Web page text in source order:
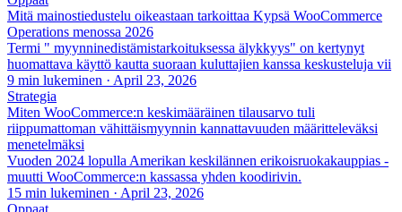
Mitä mainostiedustelu oikeastaan tarkoittaa Kypsä WooCommerce
Operations menossa 2026
Termi " myynninedistämistarkoituksessa älykkyys" on kertynyt
huomattava käyttö kautta suoraan kuluttajien kanssa keskusteluja vii
9 min lukeminen · April 23, 2026
Strategia
Miten WooCommerce:n keskimääräinen tilausarvo tuli
riippumattoman vähittäismyynnin kannattavuuden määritteleväksi
menetelmäksi
Vuoden 2024 lopulla Amerikan keskilännen erikoisruokakauppias -
muutti WooCommerce:n kassassa yhden koodirivin.
15 min lukeminen · April 23, 2026
Oppaat